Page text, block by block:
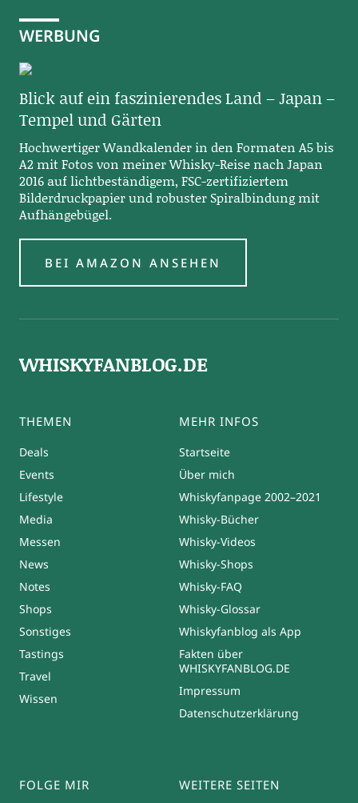
WERBUNG
Blick auf ein faszinierendes Land – Japan –
Tempel und Gärten
Hochwertiger Wandkalender in den Formaten A5 bis
A2 mit Fotos von meiner Whisky-Reise nach Japan
2016 auf lichtbeständigem, FSC-zertifiziertem
Bilderdruckpapier und robuster Spiralbindung mit
Aufhängebügel.
BEI AMAZON ANSEHEN
WHISKYFANBLOG.DE
THEMEN
Deals
Events
Lifestyle
Media
Messen
News
Notes
Shops
Sonstiges
Tastings
Travel
Wissen
MEHR INFOS
Startseite
Über mich
Whiskyfanpage 2002–2021
Whisky-Bücher
Whisky-Videos
Whisky-Shops
Whisky-FAQ
Whisky-Glossar
Whiskyfanblog als App
Fakten über
WHISKYFANBLOG.DE
Impressum
Datenschutzerklärung
FOLGE MIR WEITERE SEITEN